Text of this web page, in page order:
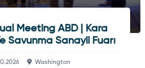
Meeting ABD | Kara
Savunma Sanayii Fuarı
Washington